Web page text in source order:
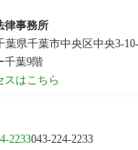
律事務所
葉県千葉市中央区中央3-
千葉9階
スはこちら
2233043-224-2233